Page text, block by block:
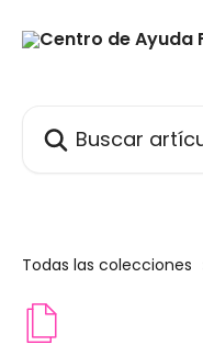
Todas las colecciones